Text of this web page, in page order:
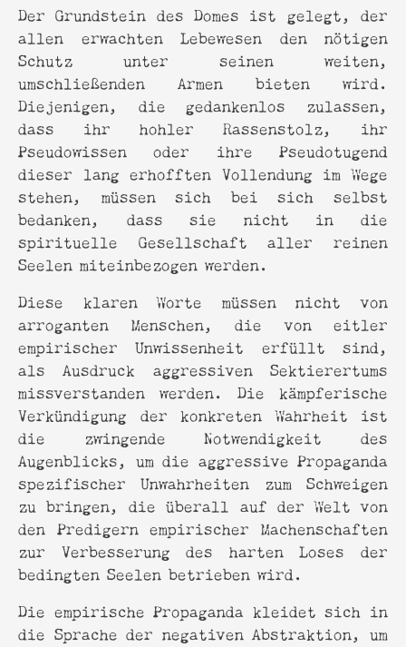
Der Grundstein des Domes ist gelegt, der
allen erwachten Lebewesen den nötigen
Schutz unter seinen weiten,
umschließenden Armen bieten wird.
Diejenigen, die gedankenlos zulassen,
dass ihr hohler Rassenstolz, ihr
Pseudowissen oder ihre Pseudotugend
dieser lang erhofften Vollendung im Wege
stehen, müssen sich bei sich selbst
bedanken, dass sie nicht in die
spirituelle Gesellschaft aller reinen
Seelen miteinbezogen werden.
Diese klaren Worte müssen nicht von
arroganten Menschen, die von eitler
empirischer Unwissenheit erfüllt sind,
als Ausdruck aggressiven Sektierertums
missverstanden werden. Die kämpferische
Verkündigung der konkreten Wahrheit ist
die zwingende Notwendigkeit des
Augenblicks, um die aggressive Propaganda
spezifischer Unwahrheiten zum Schweigen
zu bringen, die überall auf der Welt von
den Predigern empirischer Machenschaften
zur Verbesserung des harten Loses der
bedingten Seelen betrieben wird.
Die empirische Propaganda kleidet sich in
die Sprache der negativen Abstraktion, um